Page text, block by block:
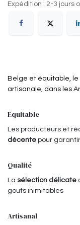
Expédition : 2-3 jours
Belge et équitable,
artisanale, dans les
Equitable
Les producteurs et
décente pour
Qualité
La sélection délicate
gouts inimitables
Artisanal